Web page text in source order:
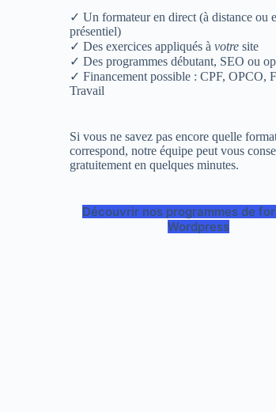
✓ Un formateur en direct (à distance ou
présentiel)
✓ Des exercices appliqués àvotre site
✓ Des programmes débutant, SEO ou
✓ Financement possible : CPF, OPCO,
Travail
Si vous ne savez pas encore quelle
correspond, notre équipe peut vous
gratuitement en quelques minutes.
Découvrir nos programmes de
Wordpress